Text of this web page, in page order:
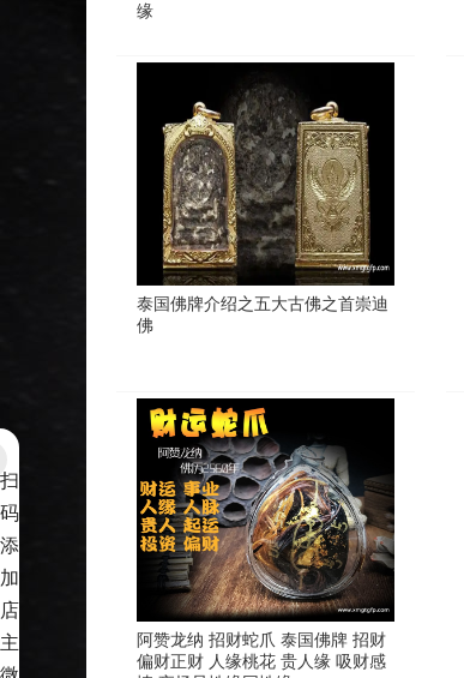
缘
泰国佛牌介绍之五大古佛之首崇迪
佛
阿赞龙纳 招财蛇爪 泰国佛牌 招财
偏财正财 人缘桃花 贵人缘 吸财感
扫
码
添
加
店
主